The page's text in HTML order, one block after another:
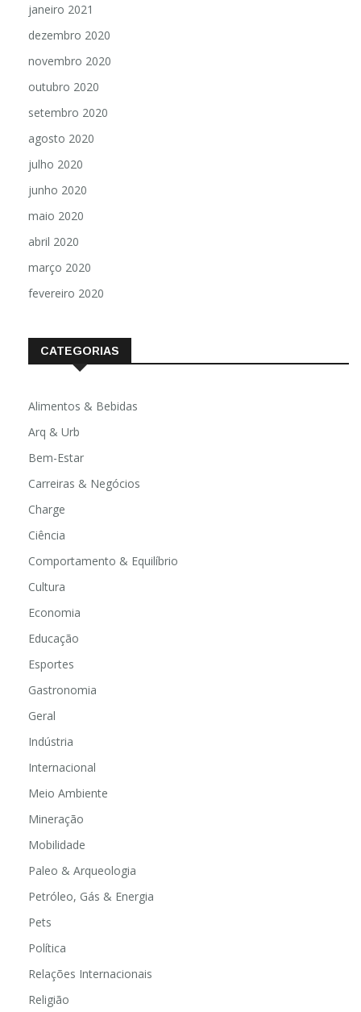
janeiro 2021
dezembro 2020
novembro 2020
outubro 2020
setembro 2020
agosto 2020
julho 2020
junho 2020
maio 2020
abril 2020
março 2020
fevereiro 2020
CATEGORIAS
Alimentos & Bebidas
Arq & Urb
Bem-Estar
Carreiras & Negócios
Charge
Ciência
Comportamento & Equilíbrio
Cultura
Economia
Educação
Esportes
Gastronomia
Geral
Indústria
Internacional
Meio Ambiente
Mineração
Mobilidade
Paleo & Arqueologia
Petróleo, Gás & Energia
Pets
Política
Relações Internacionais
Religião